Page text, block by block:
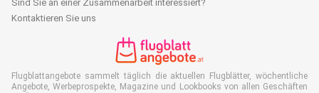
Sind Sie an einer Zusammenarbeit interessiert?
Kontaktieren Sie uns
Flugblattangebote sammelt täglich die aktuellen Flugblätter, wöchentliche
Angebote, Werbeprospekte, Magazine und Lookbooks von allen Geschäften